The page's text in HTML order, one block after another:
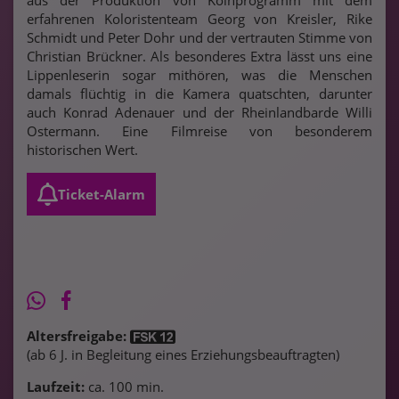
erfahrenen Koloristenteam Georg von Kreisler, Rike
Schmidt und Peter Dohr und der vertrauten Stimme von
Christian Brückner. Als besonderes Extra lässt uns eine
Lippenleserin sogar mithören, was die Menschen
damals flüchtig in die Kamera quatschten, darunter
auch Konrad Adenauer und der Rheinlandbarde Willi
Ostermann. Eine Filmreise von besonderem
historischen Wert.
Ticket-Alarm
Altersfreigabe:
(ab 6 J. in Begleitung eines Erziehungsbeauftragten)
Laufzeit: ca. 100 min.